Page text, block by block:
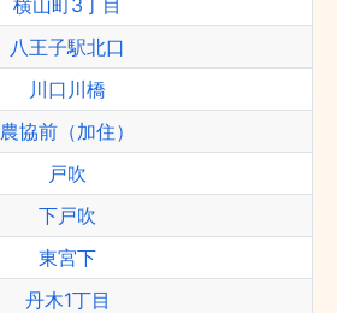
横山町3丁目
八王子駅北口
川口川橋
農協前（加住）
戸吹
下戸吹
東宮下
丹木1丁目